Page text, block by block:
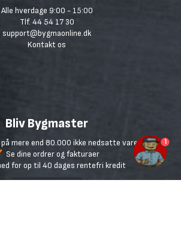
Alle hverdage 9:00 - 15:00
Tlf. 44 54 17 30
support@bygmaonline.dk
Kontakt os
Bliv Bygmaster
mere end 80.000 ikke nedsatte varer
Se dine ordrer og fakturaer
for op til 40 dages rentefri kredit
1